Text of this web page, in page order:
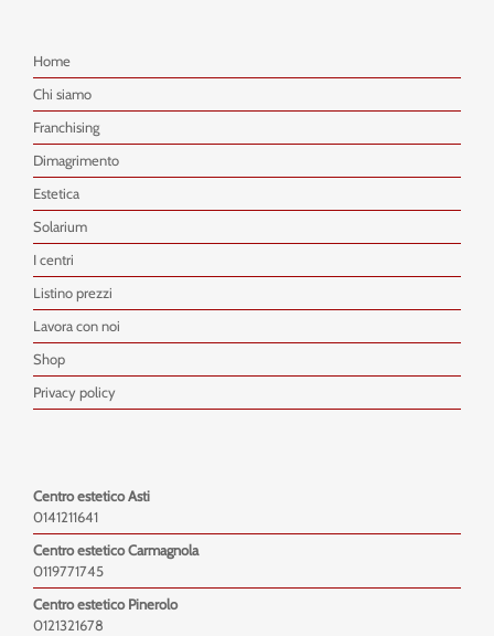
Home
Chi siamo
Franchising
Dimagrimento
Estetica
Solarium
I centri
Listino prezzi
Lavora con noi
Shop
Privacy policy
Centro estetico Asti
0141211641
Centro estetico Carmagnola
0119771745
Centro estetico Pinerolo
0121321678